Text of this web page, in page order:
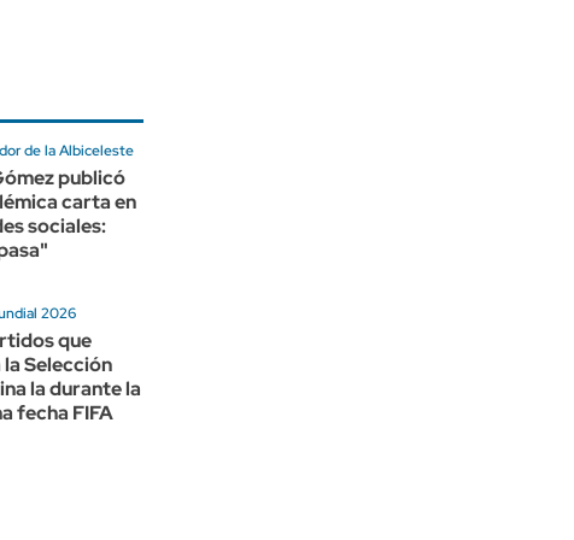
de la Albiceleste
publicó
carta en
sociales:
2026
que
Selección
la durante la
fecha FIFA